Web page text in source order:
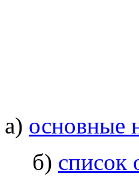
а) основные
б) список